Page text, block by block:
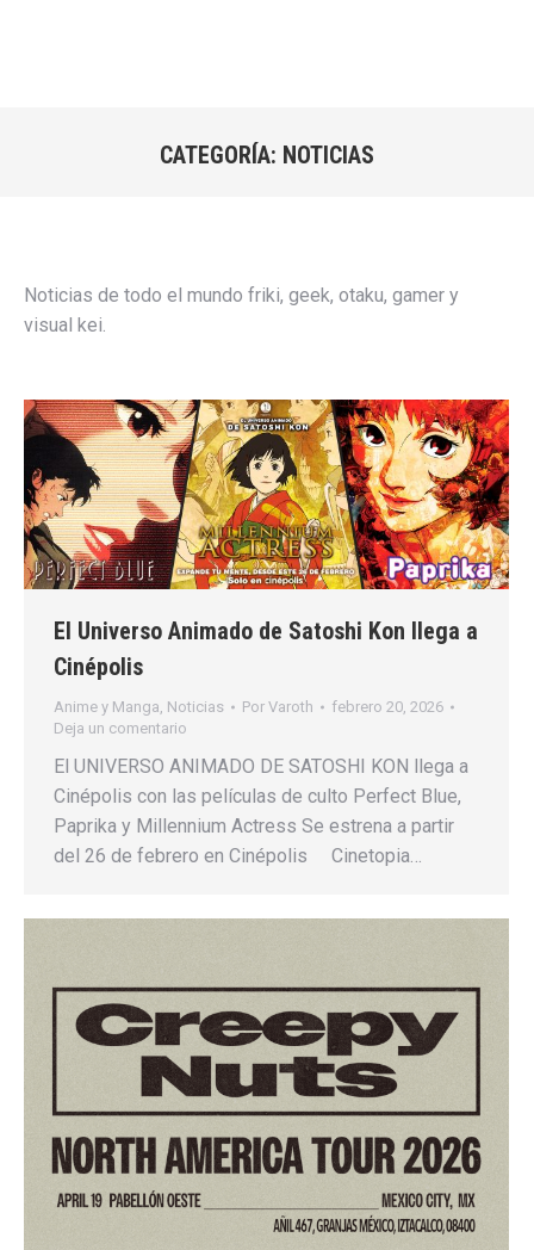
CATEGORÍA: NOTICIAS
Noticias de todo el mundo friki, geek, otaku, gamer y
visual kei.
El Universo Animado de Satoshi Kon llega a
Cinépolis
Anime y Manga, Noticias Por Varoth
febrero 20, 2026
Deja un comentario
El UNIVERSO ANIMADO DE SATOSHI KON llega a
Cinépolis con las películas de culto Perfect Blue,
Paprika y Millennium Actress Se estrena a partir
del 26 de febrero en Cinépolis Cinetopia…